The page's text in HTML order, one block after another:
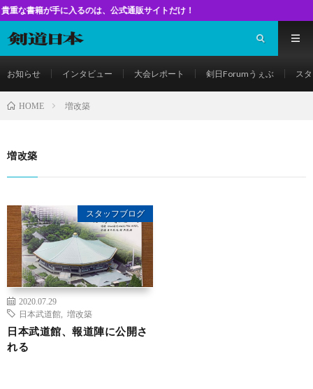
手に入るのは、公式通販サイトだけ！
お知らせ インタビュー 大会レポート 剣日Forumうぇぶ ス
HOME 増改築
増改築
スタッフブログ
2020.07.29
日本武道館
増改築
日本武道館、報道陣に公開さ
れる